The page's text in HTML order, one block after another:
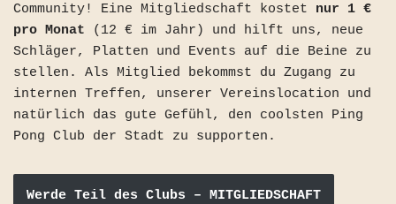
Community! Eine Mitgliedschaft kostet nur 1 €
pro Monat
(12 € im Jahr) und hilft uns, neue
Schläger, Platten und Events auf die Beine zu
stellen. Als Mitglied bekommst du Zugang zu
internen Treffen, unserer Vereinslocation und
natürlich das gute Gefühl, den coolsten Ping
Pong Club der Stadt zu supporten.
Werde Teil des Clubs – MITGLIEDSCHAFT